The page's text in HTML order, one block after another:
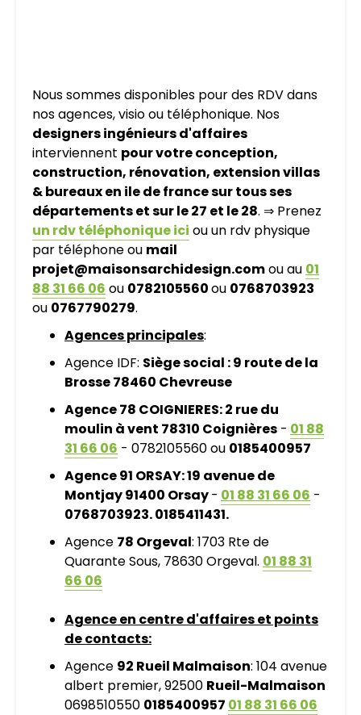
Nous sommes disponibles pour des RDV dans
nos agences, visio ou téléphonique. Nos
designers ingénieurs d'affaires
interviennent pour votre conception,
construction, rénovation, extension villas
& bureaux en ile de france sur tous ses
départements et sur le 27 et le 28. ⇒ Prenez
un rdv téléphonique ici ou un rdv physique
par téléphone ou mail
projet@maisonsarchidesign.comou au 01
88 31 66 06 ou 0782105560ou 0768703923
ou 0767790279.
Agences principales:
Agence IDF: Siège social : 9 route de la
Brosse 78460 Chevreuse
Agence 78 COIGNIERES: 2 rue du
moulin à vent 78310 Coignières - 01 88
31 66 06 - 0782105560 ou 0185400957
Agence 91 ORSAY: 19 avenue de
Montjay 91400 Orsay- 01 88 31 66 06 -
0768703923. 0185411431.
Agence 78 Orgeval: 1703 Rte de
Quarante Sous, 78630 Orgeval. 01 88 31
66 06
Agence en centre d'affaires et points
de contacts:
Agence 92 Rueil Malmaison: 104 avenue
albert premier, 92500 Rueil-Malmaison
0698510550 0185400957 01 88 31 66 06